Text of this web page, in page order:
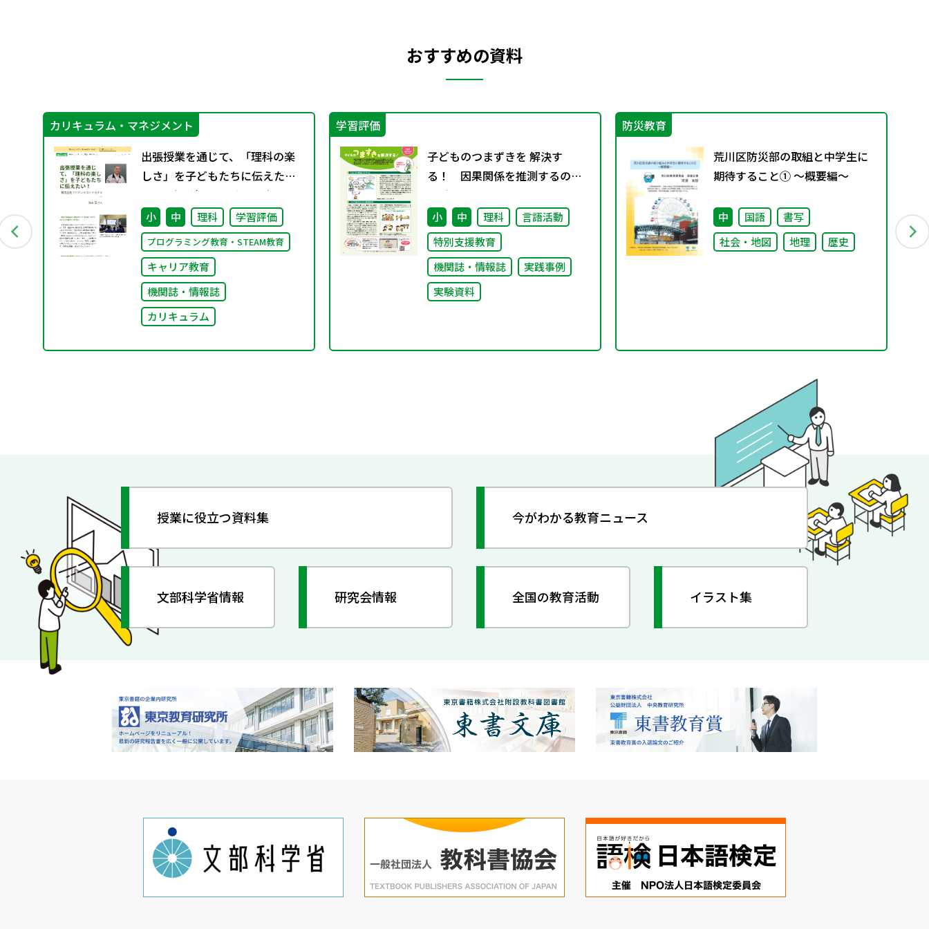
おすすめの資料
カリキュラム・マネジメント
出張授業を通じて、「理科の楽
しさ」を子どもたちに伝えた
い！ （理科のミカタWeb）
小 中 理科 学習評価
プログラミング教育・STEAM教育
キャリア教育
機関誌・情報誌
カリキュラム
学習評価
子どものつまずきを 解決す
る！ 因果関係を推測するのが
苦手
小 中 理科
言語活動
特別支援教育
機関誌・情報誌
実践事例
実験資料
防災教育
荒川区防災部の取組と中学生に
期待すること① ～概要編～
中 国語
書写
社会・地図
地理 歴史
授業に役立つ資料集 今がわかる教育ニュース
文部科学省情報 研究会情報 全国の教育活動 イラスト集